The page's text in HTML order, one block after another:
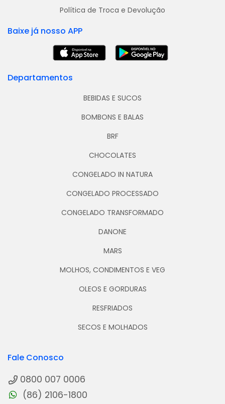
Política de Troca e Devolução
Baixe já nosso APP
Departamentos
BEBIDAS E SUCOS
BOMBONS E BALAS
BRF
CHOCOLATES
CONGELADO IN NATURA
CONGELADO PROCESSADO
CONGELADO TRANSFORMADO
DANONE
MARS
MOLHOS, CONDIMENTOS E VEG
OLEOS E GORDURAS
RESFRIADOS
SECOS E MOLHADOS
Fale Conosco
0800 007 0006
(86) 2106-1800